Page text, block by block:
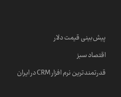
پیش‌بینی قیمت دلار
اقتصاد سبز
قدرتمندترین نرم‌ افزار CRM در ایران